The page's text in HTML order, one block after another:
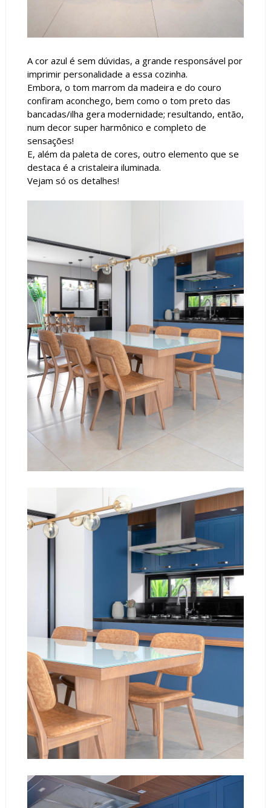
A cor azul é sem dúvidas, a grande responsável por
imprimir personalidade a essa cozinha.
Embora, o tom marrom da madeira e do couro
confiram aconchego, bem como o tom preto das
bancadas/ilha gera modernidade; resultando, então,
num decor super harmônico e completo de
sensações!
E, além da paleta de cores, outro elemento que se
destaca é a cristaleira iluminada.
Vejam só os detalhes!